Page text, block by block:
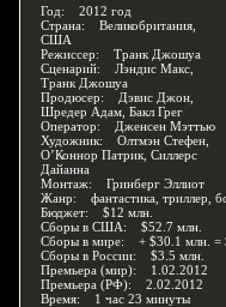
Год: 2012 год
Страна: Великобритания,
США
Режиссер: Транк Джошуа
Сценарий: Лэндис Макс,
Транк Джошуа
Продюсер: Дэвис Джон,
Шредер Адам, Бакл Грег
Оператор: Дженсен Мэттью
Художник: Олтмэн Стефен,
О’Коннор Патрик, Силлерс
Дайанна
Монтаж: Гринберг Эллиот
Жанр: фантастика, триллер,
Бюджет: $12 млн.
Сборы в США: $52.7 млн.
Сборы в мире: + $30.1 млн. =
Сборы в России: $3.5 млн.
Премьера (мир): 1.02.2012
Премьера (РФ): 2.02.2012
Время: 1 час 23 минуты